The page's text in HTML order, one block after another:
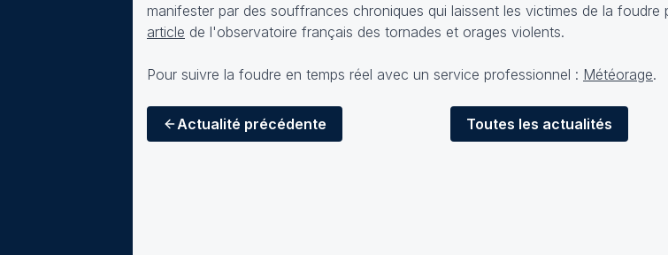
manifester par des souffrances chroniques qui laissent les victimes de la foudre
article de l'observatoire français des tornades et orages violents.
Pour suivre la foudre en temps réel avec un service professionnel : Météorage.
Actualité précédente Toutes les actualités